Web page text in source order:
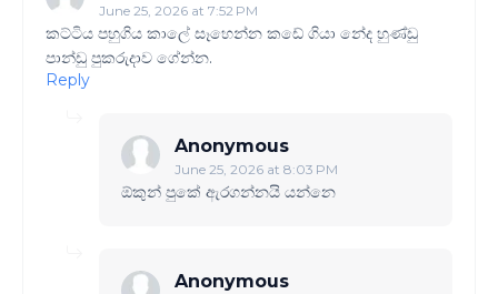
June 25, 2026 at 7:52 PM
කට්ටිය පහුගිය කාලේ සෑහෙන්න කඩේ ගියා නේද හුණ්ඩු
පාන්ඩු පුකරුදාව ගේන්න.
Reply
Anonymous
June 25, 2026 at 8:03 PM
ඕකුන් පුකේ ඇරගන්නයි යන්නෙ
Anonymous